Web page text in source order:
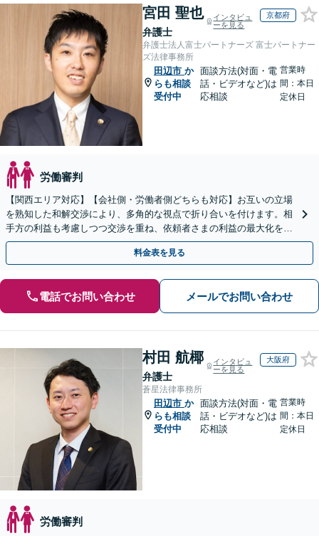
宮田 聖也
弁護士
インタビュ
ーを見る
京都府
弁護士法人富士パートナーズ 富士パートナー
ズ法律事務所
田辺市 か
らも相談
受付中
面談方法(対面・電
話・ビデオなど)は
応相談
営業時
間：本日
定休日
労働審判
【関西エリア対応】【会社側・労働者側どちらも対応】お互いの立場
を熟知した和解交渉により、多角的な視点で折り合いを付けます。相
手方の利益も考慮しつつ交渉を重ね、依頼者さまの利益の最大化を目
指す「不当解雇／労災の損害賠償請求／未払い残業代請求」
料金表を見る
電話でお問い合わせ メールでお問い合わせ
村田 航椰
弁護士
インタビュ
ーを見る
大阪府
蒼星法律事務所
田辺市 か
らも相談
受付中
面談方法(対面・電
話・ビデオなど)は
応相談
営業時
間：本日
定休日
労働審判